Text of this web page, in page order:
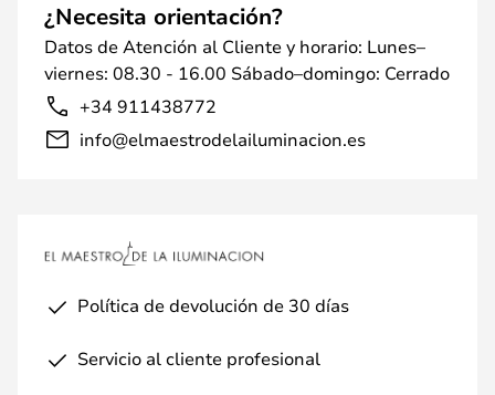
¿Necesita orientación?
Datos de Atención al Cliente y horario: Lunes–
viernes: 08.30 - 16.00 Sábado–domingo: Cerrado
+34 911438772
info@elmaestrodelailuminacion.es
Política de devolución de 30 días
Servicio al cliente profesional